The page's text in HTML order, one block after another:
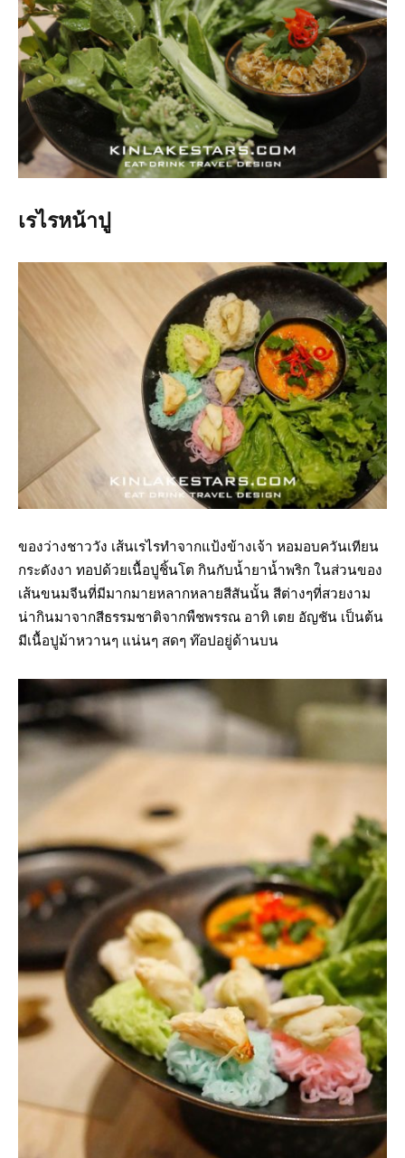
เรไรหน้าปู
ของว่างชาววัง เส้นเรไรทำจากแป้งข้างเจ้า หอมอบควันเทียน
กระดังงา ทอปด้วยเนื้อปูชิ้นโต กินกับน้ำยาน้ำพริก ในส่วนของ
เส้นขนมจีนที่มีมากมายหลากหลายสีสันนั้น สีต่างๆที่สวยงาม
น่ากินมาจากสีธรรมชาติจากพืชพรรณ อาทิ เตย อัญชัน เป็นต้น
มีเนื้อปูม้าหวานๆ แน่นๆ สดๆ ท๊อปอยู่ด้านบน